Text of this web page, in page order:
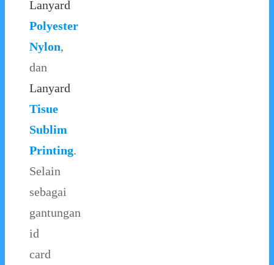
Lanyard
Polyester
Nylon,
dan
Lanyard
Tisue
Sublim
Printing.
Selain
sebagai
gantungan
id
card